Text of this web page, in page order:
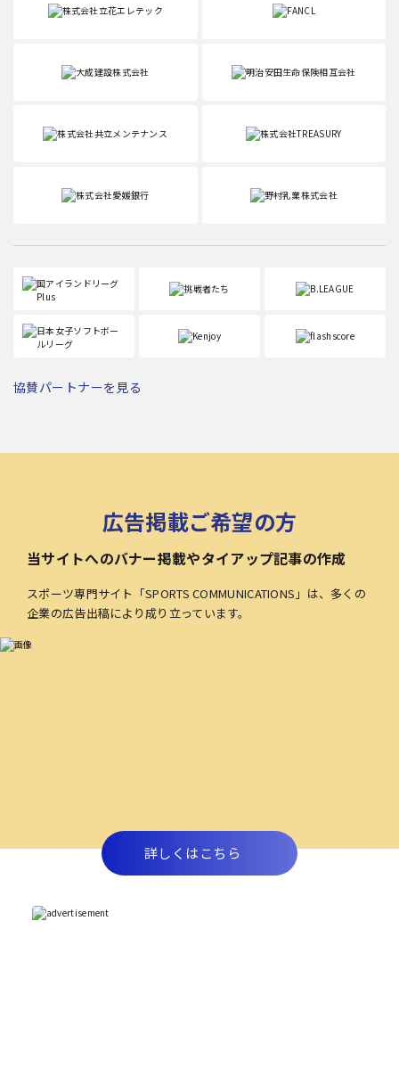
協賛パートナーを見る
広告掲載ご希望の方
当サイトへのバナー掲載やタイアップ記事の作成
スポーツ専門サイト「SPORTS COMMUNICATIONS」は、多くの
企業の広告出稿により成り立っています。
詳しくはこちら